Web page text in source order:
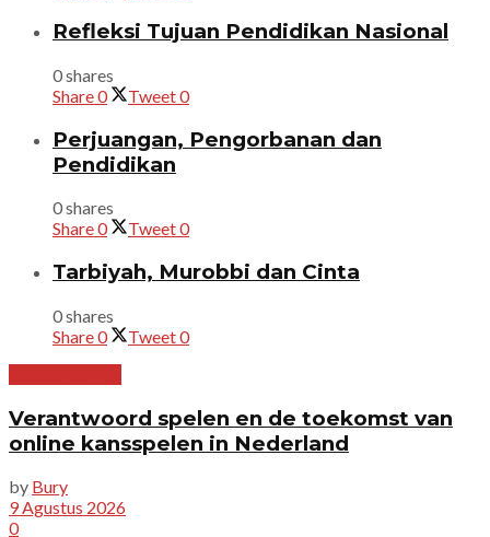
Refleksi Tujuan Pendidikan Nasional
0 shares
Share0 Tweet0
Perjuangan, Pengorbanan dan
Pendidikan
0 shares
Share0 Tweet0
Tarbiyah, Murobbi dan Cinta
0 shares
Share0 Tweet0
Verantwoord spelen en de toekomst van
online kansspelen in Nederland
by Bury
9 Agustus 2026
0